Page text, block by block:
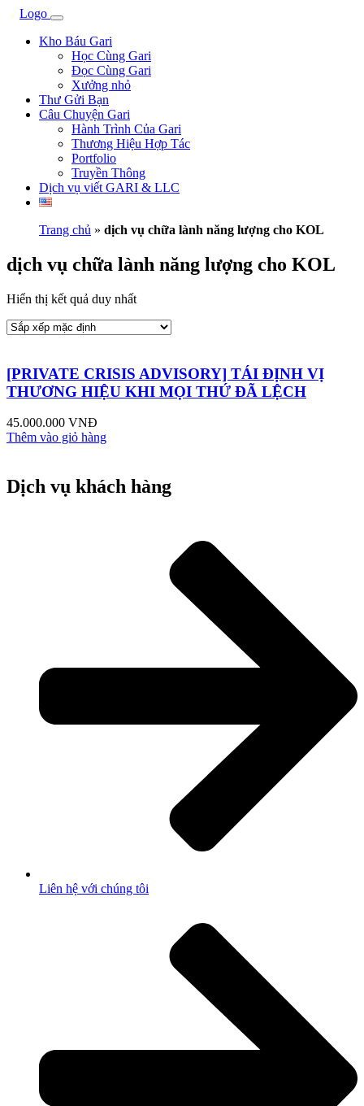
Kho Báu Gari
Học Cùng Gari
Đọc Cùng Gari
Xưởng nhỏ
Thư Gửi Bạn
Câu Chuyện Gari
Hành Trình Của Gari
Thương Hiệu Hợp Tác
Portfolio
Truyền Thông
Dịch vụ viết GARI & LLC
Trang chủ » dịch vụ chữa lành năng lượng cho KOL
dịch vụ chữa lành năng lượng cho KOL
Hiển thị kết quả duy nhất
[PRIVATE CRISIS ADVISORY] TÁI ĐỊNH VỊ
THƯƠNG HIỆU KHI MỌI THỨ ĐÃ LỆCH
45.000.000 VNĐ
Thêm vào giỏ hàng
Dịch vụ khách hàng
Liên hệ với chúng tôi